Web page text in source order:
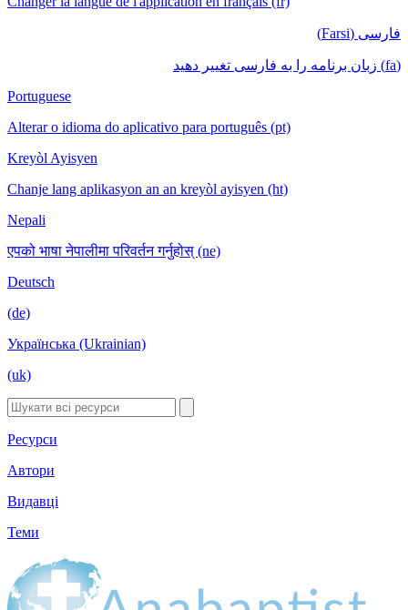
فارسی (Farsi)
(fa) زبان برنامه را به فارسی تغییر دهید
Portuguese
Alterar o idioma do aplicativo para português (pt)
Kreyòl Ayisyen
Chanje lang aplikasyon an an kreyòl ayisyen (ht)
Nepali
एपको भाषा नेपालीमा परिवर्तन गर्नुहोस् (ne)
Deutsch
(de)
Українська (Ukrainian)
(uk)
Ресурси
Автори
Видавці
Теми